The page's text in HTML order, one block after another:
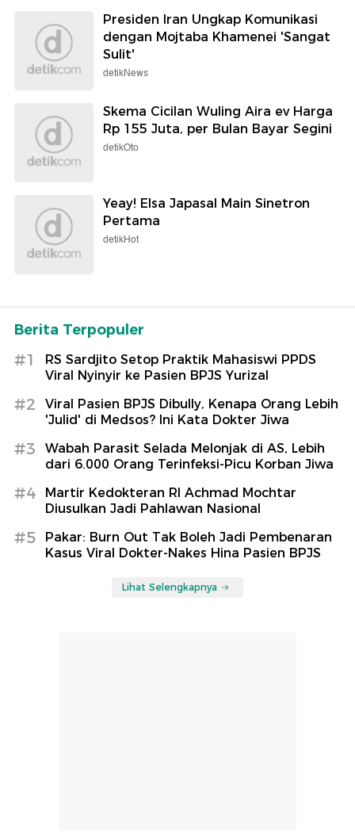
Presiden Iran Ungkap Komunikasi
dengan Mojtaba Khamenei 'Sangat
Sulit'
detikNews
Skema Cicilan Wuling Aira ev Harga
Rp 155 Juta, per Bulan Bayar Segini
detikOto
Yeay! Elsa Japasal Main Sinetron
Pertama
detikHot
Berita Terpopuler
#1
RS Sardjito Setop Praktik Mahasiswi PPDS
Viral Nyinyir ke Pasien BPJS Yurizal
#2
Viral Pasien BPJS Dibully, Kenapa Orang Lebih
'Julid' di Medsos? Ini Kata Dokter Jiwa
#3
Wabah Parasit Selada Melonjak di AS, Lebih
dari 6.000 Orang Terinfeksi-Picu Korban Jiwa
#4
Martir Kedokteran RI Achmad Mochtar
Diusulkan Jadi Pahlawan Nasional
#5
Pakar: Burn Out Tak Boleh Jadi Pembenaran
Kasus Viral Dokter-Nakes Hina Pasien BPJS
Lihat Selengkapnya